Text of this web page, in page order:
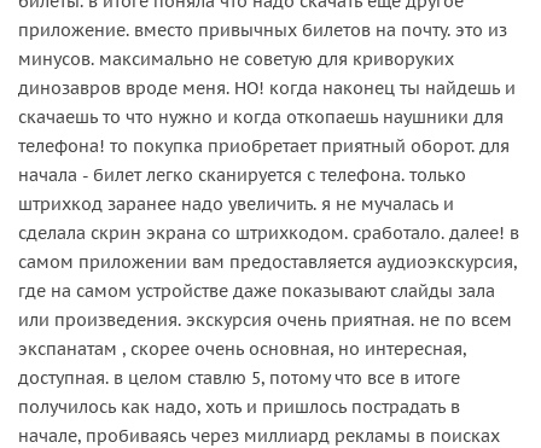
приложение. вместо привычных билетов на почту. это из
минусов. максимально не советую для криворуких
динозавров вроде меня. НО! когда наконец ты найдешь и
скачаешь то что нужно и когда откопаешь наушники для
телефона! то покупка приобретает приятный оборот. для
начала - билет легко сканируется с телефона. только
штрихкод заранее надо увеличить. я не мучалась и
сделала скрин экрана со штрихкодом. сработало. далее! в
самом приложении вам предоставляется аудиоэкскурсия,
где на самом устройстве даже показывают слайды зала
или произведения. экскурсия очень приятная. не по всем
экспанатам , скорее очень основная, но интересная,
доступная. в целом ставлю 5, потому что все в итоге
получилось как надо, хоть и пришлось пострадать в
начале, пробиваясь через миллиард рекламы в поисках